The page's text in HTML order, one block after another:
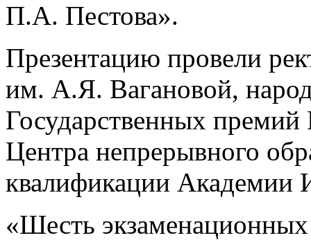
П.А. Пестова».
Презентацию провели
им. А.Я. Вагановой,
Государственных
Центра непрерывного
квалификации Академии
«Шесть